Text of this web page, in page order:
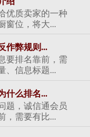
优质卖家的一种
窗位，将大...
作弊规则...
要排名靠前，需
、信息标题...
什么排名...
题，诚信通会员
，需要有比...